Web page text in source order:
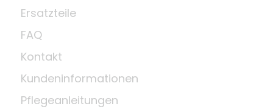
Ersatzteile
FAQ
Kontakt
Kundeninformationen
Pflegeanleitungen